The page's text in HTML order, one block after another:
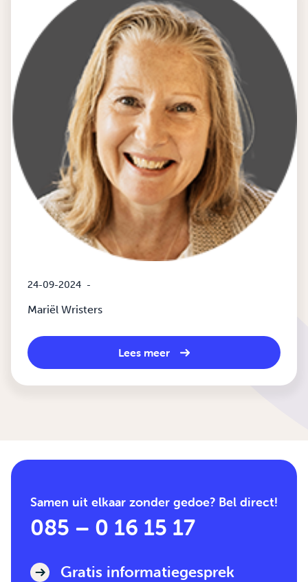
24-09-2024 -
Mariël Wristers
Lees meer
Samen uit elkaar zonder gedoe? Bel direct!
085 – 0 16 15 17
Gratis informatiegesprek